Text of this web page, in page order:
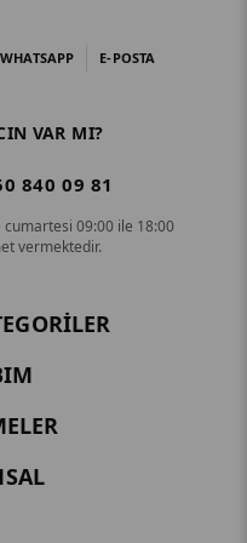
WHATSAPP E-POSTA
VAR MI?
840 09 81
09:00 ile 18:00
vermektedir.